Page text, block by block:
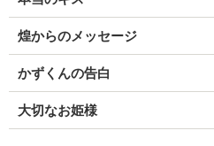
煌からのメッセージ
かずくんの告白
大切なお姫様